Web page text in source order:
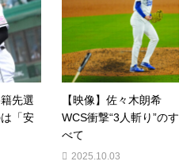
先選
「安
【映像】佐々木朗希
WCS衝撃“3人斬り”のす
べて
2025.10.03